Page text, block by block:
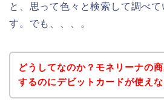
と、思って色々と検索して調べて
す。でも、、、。
どうしてなのか？モネリーナの
するのにデビットカードが使えな